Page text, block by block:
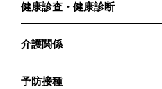
健康診査・健康診断
介護関係
予防接種